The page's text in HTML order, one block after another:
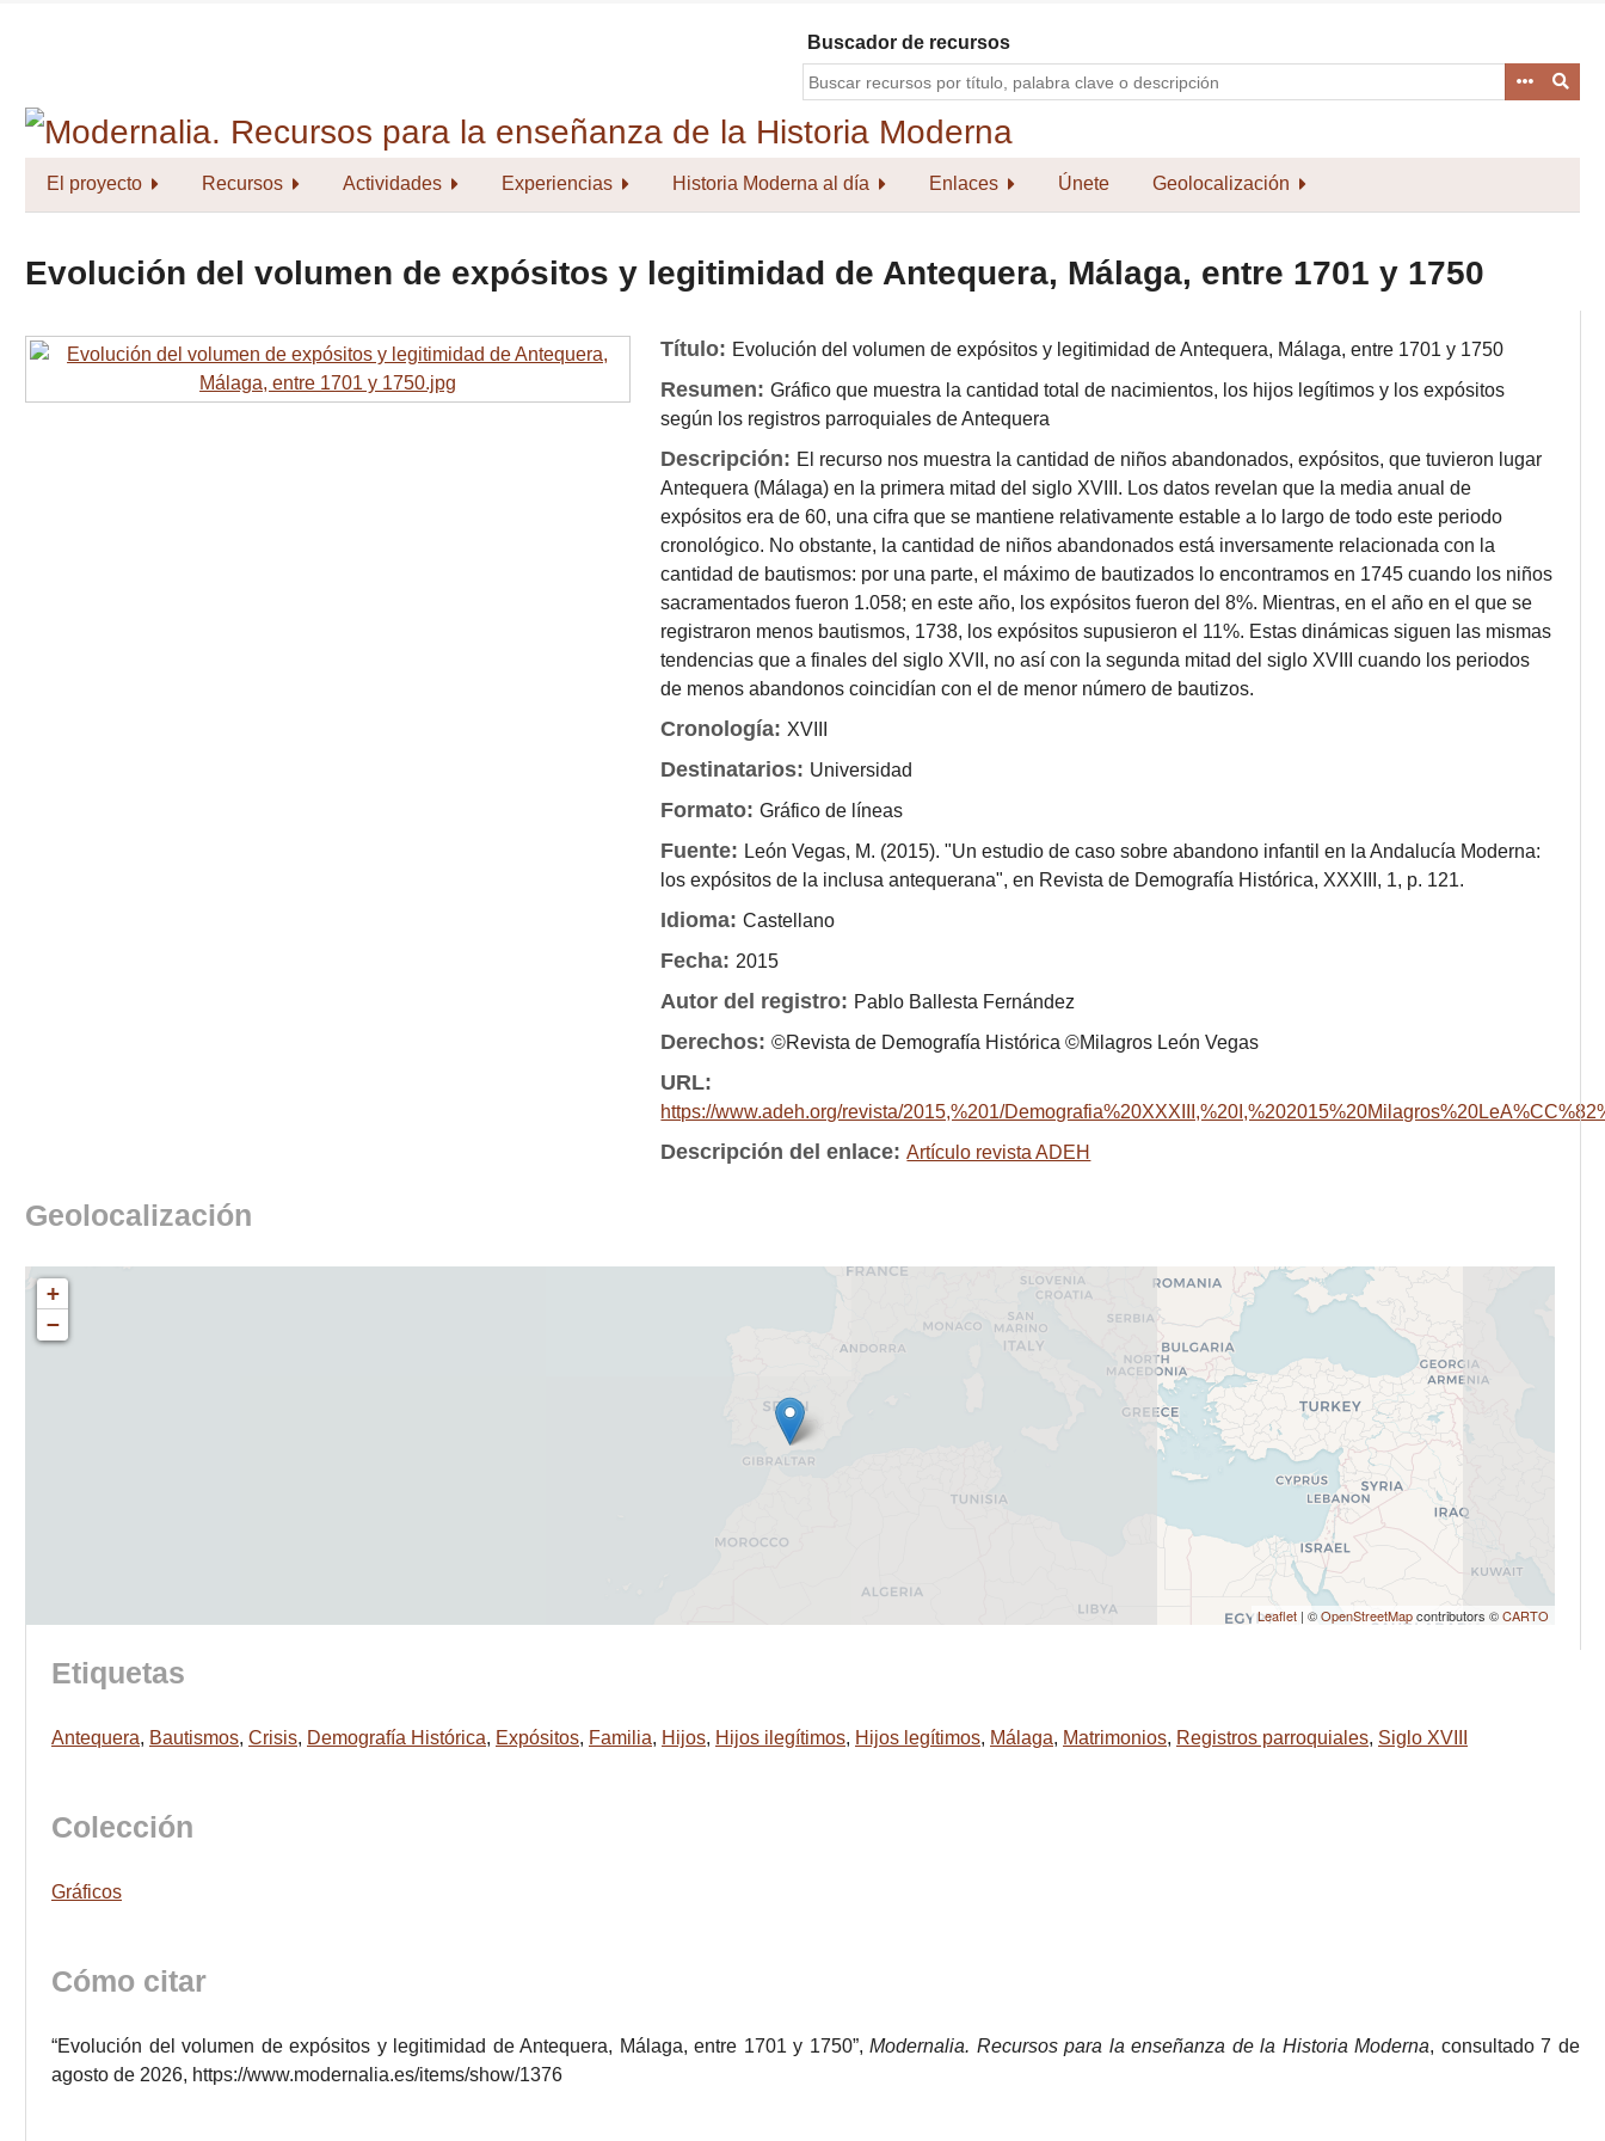
Buscador de recursos
El proyecto Recursos Actividades Experiencias Historia Moderna al día Enlaces Únete Geolocalización
Evolución del volumen de expósitos y legitimidad de Antequera, Málaga, entre 1701 y 1750
Título: Evolución del volumen de expósitos y legitimidad de Antequera, Málaga, entre 1701 y 1750
Resumen:Gráfico que muestra la cantidad total de nacimientos, los hijos legítimos y los expósitos
según los registros parroquiales de Antequera
Descripción: El recurso nos muestra la cantidad de niños abandonados, expósitos, que tuvieron lugar
Antequera (Málaga) en la primera mitad del siglo XVIII. Los datos revelan que la media anual de
expósitos era de 60, una cifra que se mantiene relativamente estable a lo largo de todo este periodo
cronológico. No obstante, la cantidad de niños abandonados está inversamente relacionada con la
cantidad de bautismos: por una parte, el máximo de bautizados lo encontramos en 1745 cuando los niños
sacramentados fueron 1.058; en este año, los expósitos fueron del 8%. Mientras, en el año en el que se
registraron menos bautismos, 1738, los expósitos supusieron el 11%. Estas dinámicas siguen las mismas
tendencias que a finales del siglo XVII, no así con la segunda mitad del siglo XVIII cuando los periodos
de menos abandonos coincidían con el de menor número de bautizos.
Cronología: XVIII
Destinatarios: Universidad
Formato:Gráfico de líneas
Fuente: León Vegas, M. (2015). "Un estudio de caso sobre abandono infantil en la Andalucía Moderna:
los expósitos de la inclusa antequerana", en Revista de Demografía Histórica, XXXIII, 1, p. 121.
Idioma:Castellano
Fecha: 2015
Autor del registro: Pablo Ballesta Fernández
Derechos:©Revista de Demografía Histórica ©Milagros León Vegas
URL:
https://www.adeh.org/revista/2015,%201/
Descripción del enlace:Artículo revista ADEH
Geolocalización
+
−
Leaflet | ©OpenStreetMapcontributors ©CARTO
Etiquetas
Antequera, Bautismos, Crisis, Demografía Histórica, Expósitos, Familia, Hijos, Hijos ilegítimos, Hijos legítimos, Málaga, Matrimonios, Registros parroquiales, Siglo XVIII
Colección
Gráficos
Cómo citar
“Evolución del volumen de expósitos y legitimidad de Antequera, Málaga, entre 1701 y 1750”,Modernalia. Recursos para la enseñanza de la Historia Moderna, consultado 7 de
agosto de 2026, https://www.modernalia.es/items/show/1376